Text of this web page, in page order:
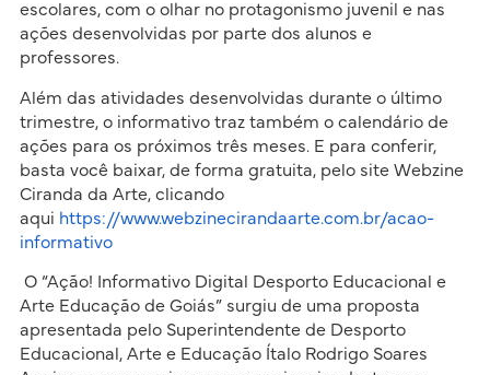
escolares, com o olhar no protagonismo juvenil e nas
ações desenvolvidas por parte dos alunos e
professores.
Além das atividades desenvolvidas durante o último
trimestre, o informativo traz também o calendário de
ações para os próximos três meses. E para conferir,
basta você baixar, de forma gratuita, pelo site Webzine
Ciranda da Arte, clicando
aqui https://www.webzinecirandaarte.com.br/acao-
informativo
O “Ação! Informativo Digital Desporto Educacional e
Arte Educação de Goiás” surgiu de uma proposta
apresentada pelo Superintendente de Desporto
Educacional, Arte e Educação Ítalo Rodrigo Soares